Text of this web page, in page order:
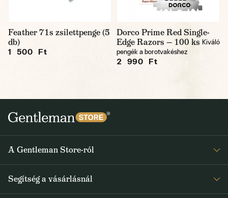
Feather 71s zsilettpenge (5
db)
1 500 Ft
Dorco Prime Red Single-
Edge Razors — 100 ks Kiváló
pengék a borotvakéshez
2 990 Ft
A Gentleman Store-ról
Rólunk
Segítség a vásárlásnál